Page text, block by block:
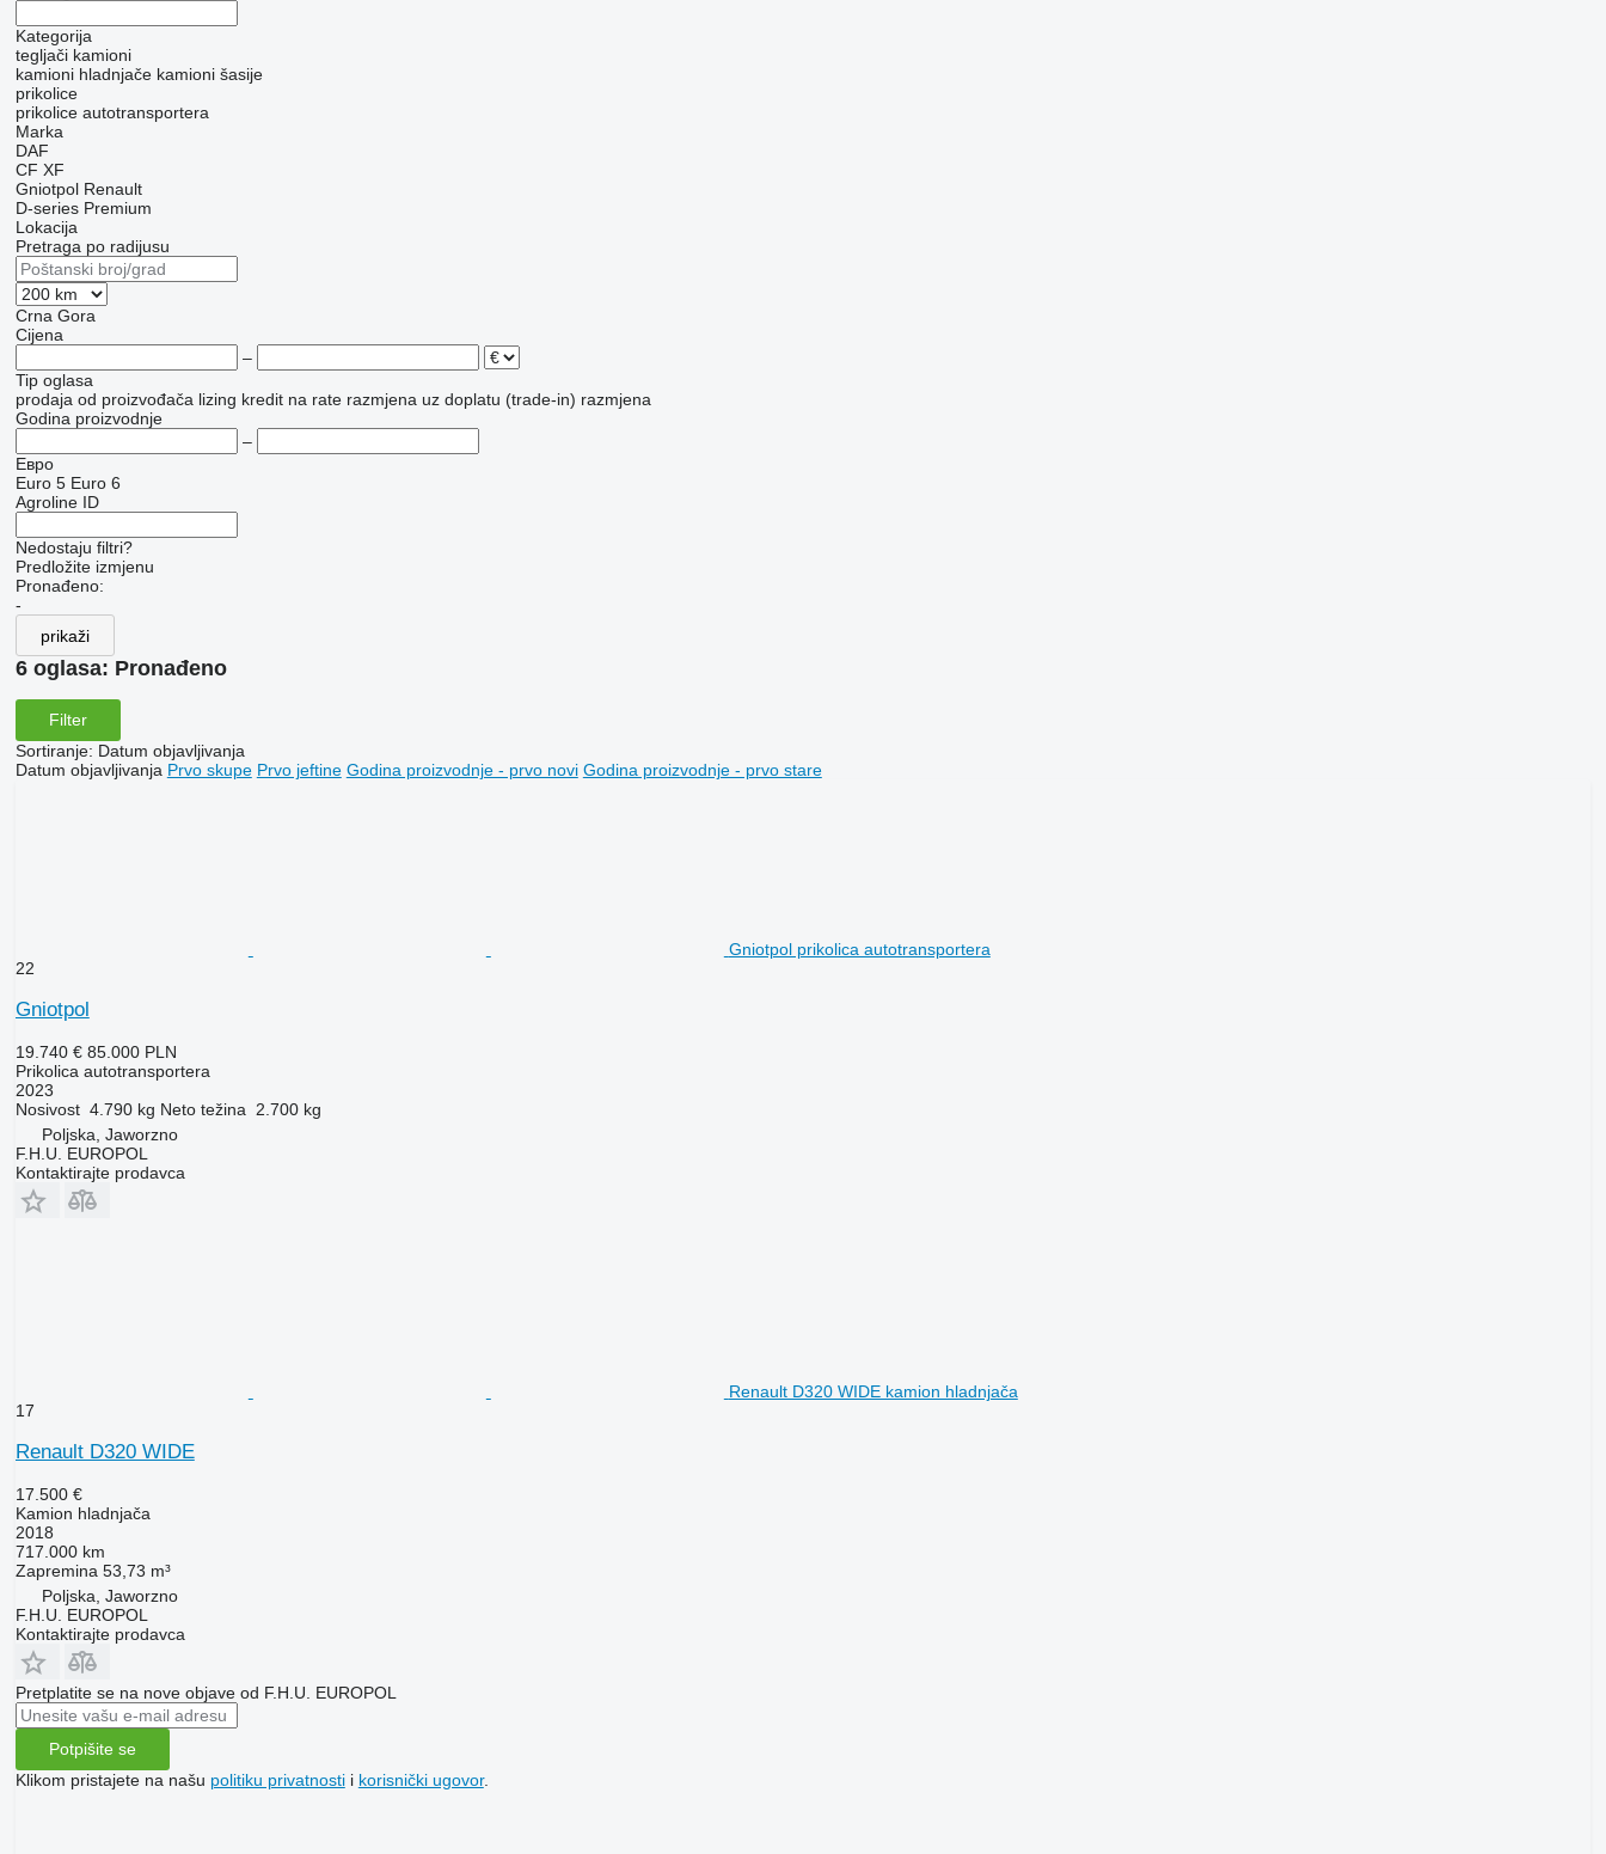
Kategorija
tegljači kamioni
kamioni hladnjače kamioni šasije
prikolice
prikolice autotransportera
Marka
DAF
CF XF
Gniotpol Renault
D-series Premium
Lokacija
Pretraga po radijusu
Crna Gora
Cijena
–
Tip oglasa
prodaja od proizvođača lizing kredit na rate razmjena uz doplatu (trade-in) razmjena
Godina proizvodnje
–
Евро
Euro 5 Euro 6
Agroline ID
Nedostaju filtri?
Predložite izmjenu
Pronađeno:
-
prikaži
6 oglasa: Pronađeno
Filter
Sortiranje: Datum objavljivanja
Datum objavljivanja Prvo skupe Prvo jeftine Godina proizvodnje - prvo novi Godina proizvodnje - prvo stare
Gniotpol prikolica autotransportera
22
Gniotpol
19.740 € 85.000 PLN
Prikolica autotransportera
2023
Nosivost 4.790 kg Neto težina
2.700 kg
Poljska, Jaworzno
F.H.U. EUROPOL
Kontaktirajte prodavca
Renault D320 WIDE kamion hladnjača
17
Renault D320 WIDE
17.500 €
Kamion hladnjača
2018
717.000 km
Zapremina 53,73 m³
Poljska, Jaworzno
F.H.U. EUROPOL
Kontaktirajte prodavca
Pretplatite se na nove objave od F.H.U. EUROPOL
Potpišite se
Klikom pristajete na našu politiku privatnostii korisnički ugovor.